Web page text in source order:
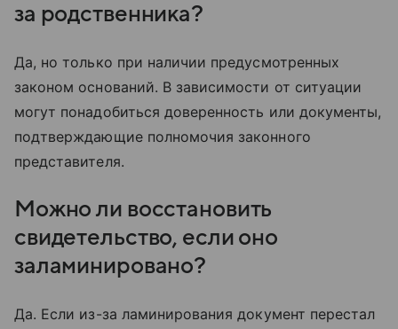
за родственника?
Да, но только при наличии предусмотренных
законом оснований. В зависимости от ситуации
могут понадобиться доверенность или документы,
подтверждающие полномочия законного
представителя.
Можно ли восстановить
свидетельство, если оно
заламинировано?
Да. Если из-за ламинирования документ перестал